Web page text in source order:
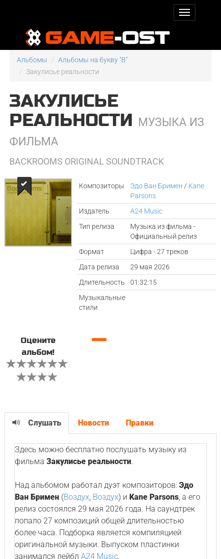
Альбомы
Альбомы на букву "B"
Закулисье реальности
ЗАКУЛИСЬЕ
РЕАЛЬНОСТИ МУЗЫКА ИЗ
ФИЛЬМА
BACKROOMS ORIGINAL SOUNDTRACK
Композиторы Эдо Ван Бримен / Kane
Parsons
Издатель
A24 Music
Тип релиза
Музыка из фильма -
Официальный релиз
Формат
Цифра - 27 треков
Дата релиза
29 мая 2026
Длительность
01:32:15
Музыкальные
стили
Оцените
альбом!
—
Слушать Новости Правки
Здесь можно бесплатно послушать музыку из
фильма Закулисье реальности.
Над альбомом работал дуэт композиторов: Эдо
Ван Бримен(Воздух, Воздух) и Kane Parsons, а его
релиз состоялся 29 мая 2026 года. На саундтрек
попало 27 композиций общей длительностью
более часа. Подборка является компиляцией
оригинальной музыки. Выпуском пластинки
занимался лейбл A24 Music.